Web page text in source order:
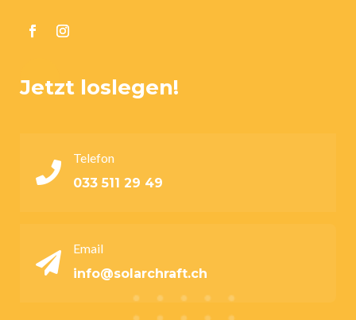
Jetzt loslegen!

Telefon
033 511 29 49

Email
info@solarchraft.ch